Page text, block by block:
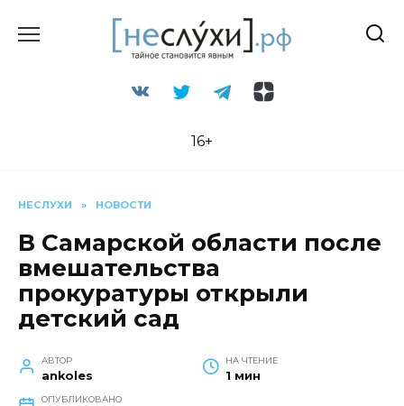
16+
НЕСЛУХИ » НОВОСТИ
В Самарской области после
вмешательства
прокуратуры открыли
детский сад
АВТОР
ankoles
НА ЧТЕНИЕ
1 мин
ОПУБЛИКОВАНО